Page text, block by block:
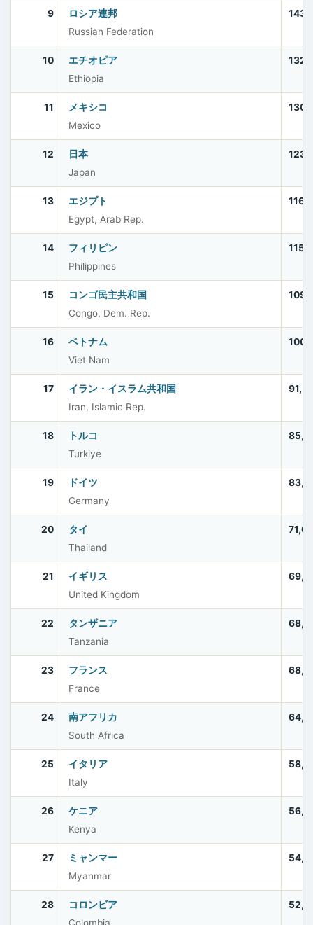
9
ロシア連邦
Russian Federation
10
エチオピア
Ethiopia
11
メキシコ
Mexico
12
日本
Japan
13
エジプト
Egypt, Arab Rep.
14
フィリピン
Philippines
15
コンゴ民主共和国
Congo, Dem. Rep.
16
ベトナム
Viet Nam
17
イラン・イスラム共和国
Iran, Islamic Rep.
18
トルコ
Turkiye
19
ドイツ
Germany
20
タイ
Thailand
21
イギリス
United Kingdom
22
タンザニア
Tanzania
23
フランス
France
24
南アフリカ
South Africa
25
イタリア
Italy
26
ケニア
Kenya
27
ミャンマー
Myanmar
28
コロンビア